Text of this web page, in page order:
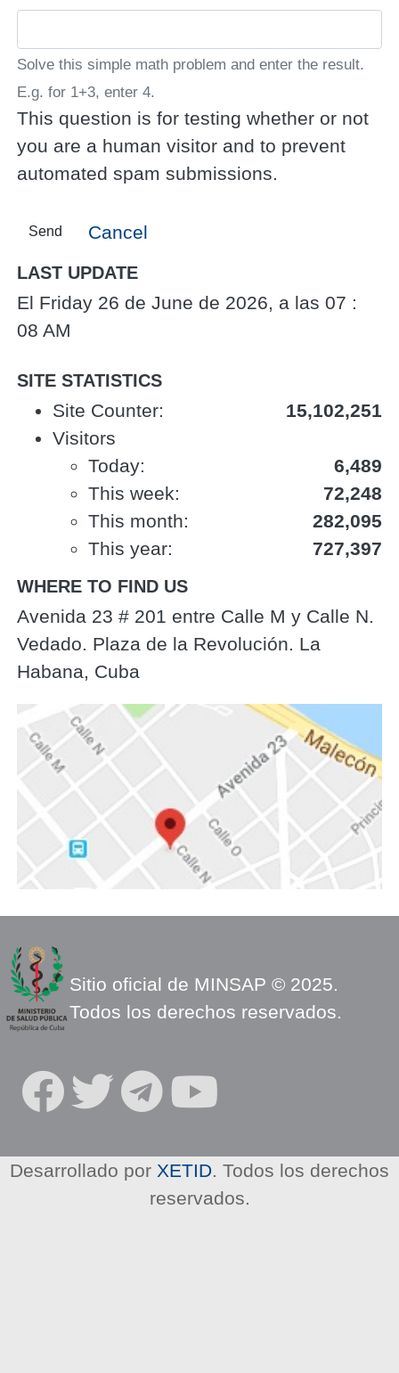
Solve this simple math problem and enter the result.
E.g. for 1+3, enter 4.
This question is for testing whether or not
you are a human visitor and to prevent
automated spam submissions.
Send Cancel
LAST UPDATE
El Friday 26 de June de 2026, a las 07 :
08 AM
SITE STATISTICS
Site Counter:
15,102,251
Visitors
Today:
6,489
This week:
72,248
This month:
282,095
This year:
727,397
WHERE TO FIND US
Avenida 23 # 201 entre Calle M y Calle N.
Vedado. Plaza de la Revolución. La
Habana, Cuba
Sitio oficial de MINSAP © 2025.
Todos los derechos reservados.
S
Desarrollado por XETID. Todos los derechos
reservados.